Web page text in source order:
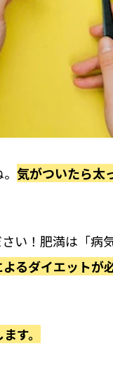
気がついたら太
い！肥満は「病
るダイエットが
す。